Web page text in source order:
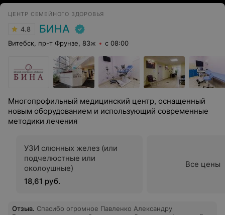
ЦЕНТР СЕМЕЙНОГО ЗДОРОВЬЯ
4.8 БИНА
Витебск, пр-т Фрунзе, 83ж с 08:00
Многопрофильный медицинский центр, оснащенный
новым оборудованием и использующий современные
методики лечения
УЗИ слюнных желез (или
подчелюстные или
околоушные)
18,61 руб.
Все цены
Отзыв. Спасибо огромное Павленко Александру